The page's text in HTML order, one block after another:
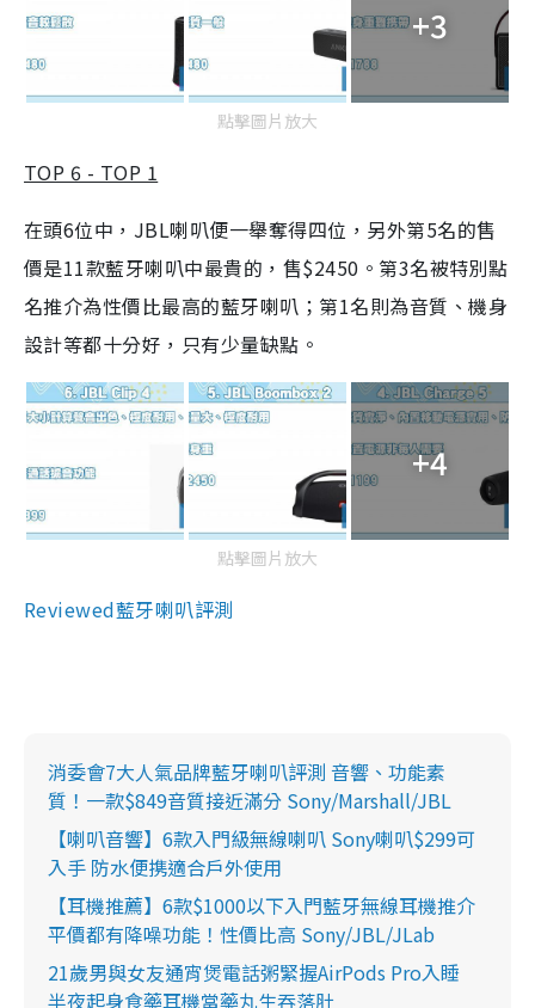
+3
點擊圖片放大
TOP 6 - TOP 1
在頭6位中，JBL喇叭便一舉奪得四位，另外第5名的售
價是11款藍牙喇叭中最貴的，售$2450。第3名被特別點
名推介為性價比最高的藍牙喇叭；第1名則為音質、機身
設計等都十分好，只有少量缺點。
+4
點擊圖片放大
Reviewed藍牙喇叭評測
消委會7大人氣品牌藍牙喇叭評測 音響、功能素
質！一款$849音質接近滿分 Sony/Marshall/JBL
【喇叭音響】6款入門級無線喇叭 Sony喇叭$299可
入手 防水便携適合戶外使用
【耳機推薦】6款$1000以下入門藍牙無線耳機推介
平價都有降噪功能！性價比高 Sony/JBL/JLab
21歲男與女友通宵煲電話粥緊握AirPods Pro入睡
半夜起身食藥耳機當藥丸生吞落肚